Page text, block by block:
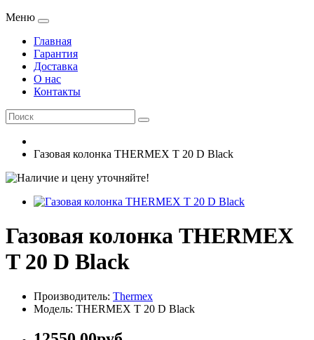
Меню
Главная
Гарантия
Доставка
О нас
Контакты
Газовая колонка THERMEX T 20 D Black
Газовая колонка THERMEX
T 20 D Black
Производитель: Thermex
Модель: THERMEX T 20 D Black